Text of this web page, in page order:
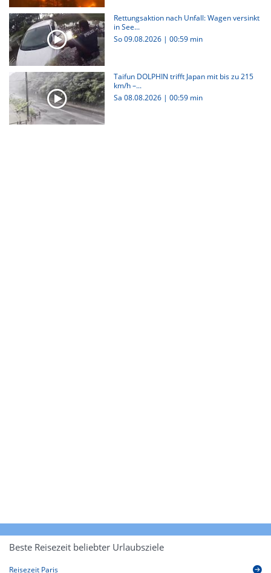
Rettungsaktion nach Unfall: Wagen versinkt
in See...
So 09.08.2026 | 00:59 min
Taifun DOLPHIN trifft Japan mit bis zu 215
km/h –...
Sa 08.08.2026 | 00:59 min
Beste Reisezeit beliebter Urlaubsziele
Reisezeit Paris